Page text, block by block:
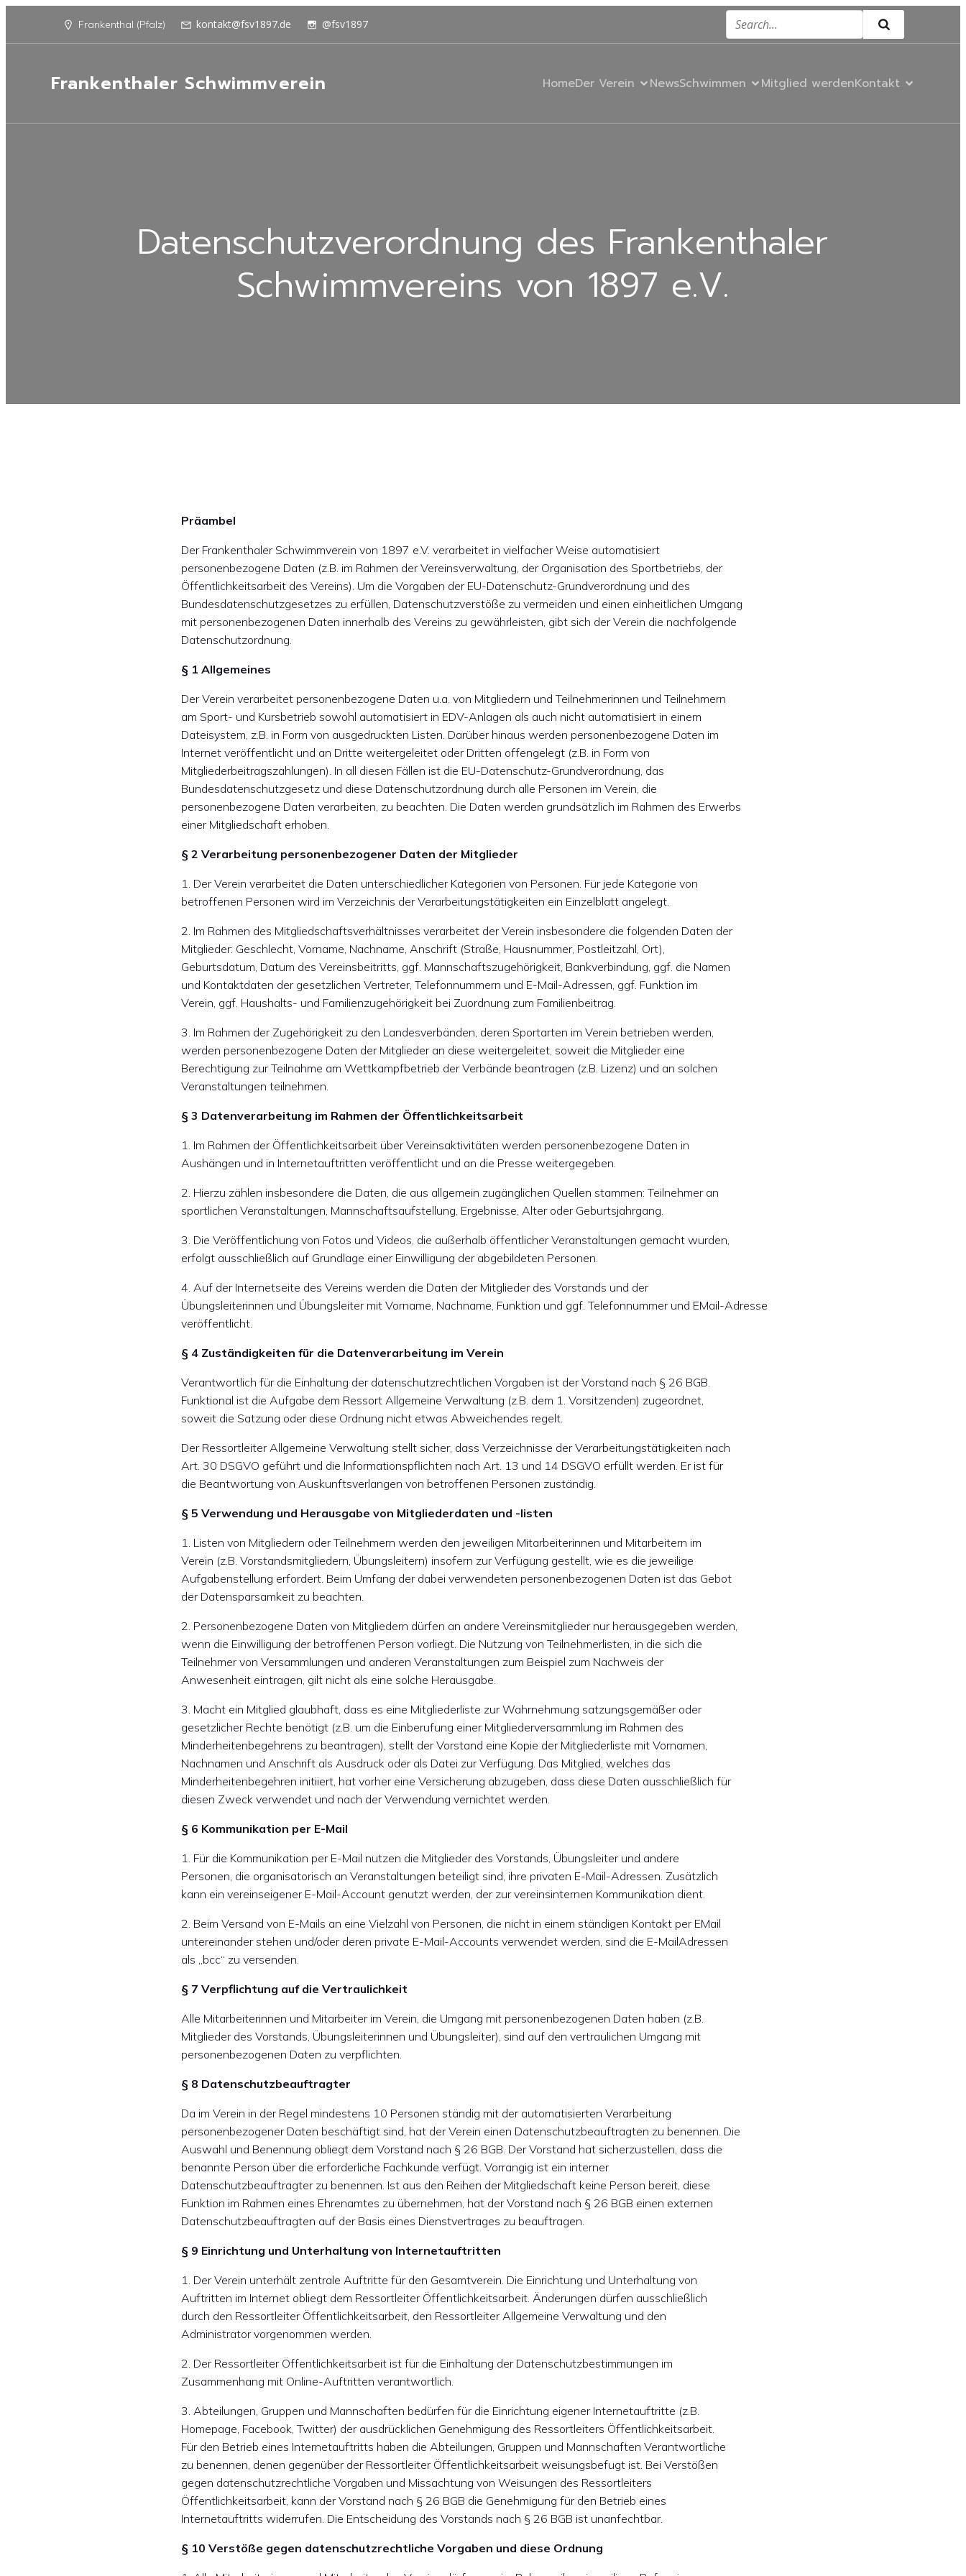
Frankenthal (Pfalz) kontakt@fsv1897.de @fsv1897
Frankenthaler Schwimmverein HomeDer Verein NewsSchwimmen Mitglied werdenKontakt
Datenschutzverordnung des Frankenthaler
Schwimmvereins von 1897 e.V.
Präambel
Der Frankenthaler Schwimmverein von 1897 e.V. verarbeitet in vielfacher Weise automatisiert
personenbezogene Daten (z.B. im Rahmen der Vereinsverwaltung, der Organisation des Sportbetriebs, der
Öffentlichkeitsarbeit des Vereins). Um die Vorgaben der EU-Datenschutz-Grundverordnung und des
Bundesdatenschutzgesetzes zu erfüllen, Datenschutzverstöße zu vermeiden und einen einheitlichen Umgang
mit personenbezogenen Daten innerhalb des Vereins zu gewährleisten, gibt sich der Verein die nachfolgende
Datenschutzordnung.
§ 1 Allgemeines
Der Verein verarbeitet personenbezogene Daten u.a. von Mitgliedern und Teilnehmerinnen und Teilnehmern
am Sport- und Kursbetrieb sowohl automatisiert in EDV-Anlagen als auch nicht automatisiert in einem
Dateisystem, z.B. in Form von ausgedruckten Listen. Darüber hinaus werden personenbezogene Daten im
Internet veröffentlicht und an Dritte weitergeleitet oder Dritten offengelegt (z.B. in Form von
Mitgliederbeitragszahlungen). In all diesen Fällen ist die EU-Datenschutz-Grundverordnung, das
Bundesdatenschutzgesetz und diese Datenschutzordnung durch alle Personen im Verein, die
personenbezogene Daten verarbeiten, zu beachten. Die Daten werden grundsätzlich im Rahmen des Erwerbs
einer Mitgliedschaft erhoben.
§ 2 Verarbeitung personenbezogener Daten der Mitglieder
1. Der Verein verarbeitet die Daten unterschiedlicher Kategorien von Personen. Für jede Kategorie von
betroffenen Personen wird im Verzeichnis der Verarbeitungstätigkeiten ein Einzelblatt angelegt.
2. Im Rahmen des Mitgliedschaftsverhältnisses verarbeitet der Verein insbesondere die folgenden Daten der
Mitglieder: Geschlecht, Vorname, Nachname, Anschrift (Straße, Hausnummer, Postleitzahl, Ort),
Geburtsdatum, Datum des Vereinsbeitritts, ggf. Mannschaftszugehörigkeit, Bankverbindung, ggf. die Namen
und Kontaktdaten der gesetzlichen Vertreter, Telefonnummern und E-Mail-Adressen, ggf. Funktion im
Verein, ggf. Haushalts- und Familienzugehörigkeit bei Zuordnung zum Familienbeitrag.
3. Im Rahmen der Zugehörigkeit zu den Landesverbänden, deren Sportarten im Verein betrieben werden,
werden personenbezogene Daten der Mitglieder an diese weitergeleitet, soweit die Mitglieder eine
Berechtigung zur Teilnahme am Wettkampfbetrieb der Verbände beantragen (z.B. Lizenz) und an solchen
Veranstaltungen teilnehmen.
§ 3 Datenverarbeitung im Rahmen der Öffentlichkeitsarbeit
1. Im Rahmen der Öffentlichkeitsarbeit über Vereinsaktivitäten werden personenbezogene Daten in
Aushängen und in Internetauftritten veröffentlicht und an die Presse weitergegeben.
2. Hierzu zählen insbesondere die Daten, die aus allgemein zugänglichen Quellen stammen: Teilnehmer an
sportlichen Veranstaltungen, Mannschaftsaufstellung, Ergebnisse, Alter oder Geburtsjahrgang.
3. Die Veröffentlichung von Fotos und Videos, die außerhalb öffentlicher Veranstaltungen gemacht wurden,
erfolgt ausschließlich auf Grundlage einer Einwilligung der abgebildeten Personen.
4. Auf der Internetseite des Vereins werden die Daten der Mitglieder des Vorstands und der
Übungsleiterinnen und Übungsleiter mit Vorname, Nachname, Funktion und ggf. Telefonnummer und EMail-Adresse
veröffentlicht.
§ 4 Zuständigkeiten für die Datenverarbeitung im Verein
Verantwortlich für die Einhaltung der datenschutzrechtlichen Vorgaben ist der Vorstand nach § 26 BGB.
Funktional ist die Aufgabe dem Ressort Allgemeine Verwaltung (z.B. dem 1. Vorsitzenden) zugeordnet,
soweit die Satzung oder diese Ordnung nicht etwas Abweichendes regelt.
Der Ressortleiter Allgemeine Verwaltung stellt sicher, dass Verzeichnisse der Verarbeitungstätigkeiten nach
Art. 30 DSGVO geführt und die Informationspflichten nach Art. 13 und 14 DSGVO erfüllt werden. Er ist für
die Beantwortung von Auskunftsverlangen von betroffenen Personen zuständig.
§ 5 Verwendung und Herausgabe von Mitgliederdaten und -listen
1. Listen von Mitgliedern oder Teilnehmern werden den jeweiligen Mitarbeiterinnen und Mitarbeitern im
Verein (z.B. Vorstandsmitgliedern, Übungsleitern) insofern zur Verfügung gestellt, wie es die jeweilige
Aufgabenstellung erfordert. Beim Umfang der dabei verwendeten personenbezogenen Daten ist das Gebot
der Datensparsamkeit zu beachten.
2. Personenbezogene Daten von Mitgliedern dürfen an andere Vereinsmitglieder nur herausgegeben werden,
wenn die Einwilligung der betroffenen Person vorliegt. Die Nutzung von Teilnehmerlisten, in die sich die
Teilnehmer von Versammlungen und anderen Veranstaltungen zum Beispiel zum Nachweis der
Anwesenheit eintragen, gilt nicht als eine solche Herausgabe.
3. Macht ein Mitglied glaubhaft, dass es eine Mitgliederliste zur Wahrnehmung satzungsgemäßer oder
gesetzlicher Rechte benötigt (z.B. um die Einberufung einer Mitgliederversammlung im Rahmen des
Minderheitenbegehrens zu beantragen), stellt der Vorstand eine Kopie der Mitgliederliste mit Vornamen,
Nachnamen und Anschrift als Ausdruck oder als Datei zur Verfügung. Das Mitglied, welches das
Minderheitenbegehren initiiert, hat vorher eine Versicherung abzugeben, dass diese Daten ausschließlich für
diesen Zweck verwendet und nach der Verwendung vernichtet werden.
§ 6 Kommunikation per E-Mail
1. Für die Kommunikation per E-Mail nutzen die Mitglieder des Vorstands, Übungsleiter und andere
Personen, die organisatorisch an Veranstaltungen beteiligt sind, ihre privaten E-Mail-Adressen. Zusätzlich
kann ein vereinseigener E-Mail-Account genutzt werden, der zur vereinsinternen Kommunikation dient.
2. Beim Versand von E-Mails an eine Vielzahl von Personen, die nicht in einem ständigen Kontakt per EMail
untereinander stehen und/oder deren private E-Mail-Accounts verwendet werden, sind die E-MailAdressen
als „bcc“ zu versenden.
§ 7 Verpflichtung auf die Vertraulichkeit
Alle Mitarbeiterinnen und Mitarbeiter im Verein, die Umgang mit personenbezogenen Daten haben (z.B.
Mitglieder des Vorstands, Übungsleiterinnen und Übungsleiter), sind auf den vertraulichen Umgang mit
personenbezogenen Daten zu verpflichten.
§ 8 Datenschutzbeauftragter
Da im Verein in der Regel mindestens 10 Personen ständig mit der automatisierten Verarbeitung
personenbezogener Daten beschäftigt sind, hat der Verein einen Datenschutzbeauftragten zu benennen. Die
Auswahl und Benennung obliegt dem Vorstand nach § 26 BGB. Der Vorstand hat sicherzustellen, dass die
benannte Person über die erforderliche Fachkunde verfügt. Vorrangig ist ein interner
Datenschutzbeauftragter zu benennen. Ist aus den Reihen der Mitgliedschaft keine Person bereit, diese
Funktion im Rahmen eines Ehrenamtes zu übernehmen, hat der Vorstand nach § 26 BGB einen externen
Datenschutzbeauftragten auf der Basis eines Dienstvertrages zu beauftragen.
§ 9 Einrichtung und Unterhaltung von Internetauftritten
1. Der Verein unterhält zentrale Auftritte für den Gesamtverein. Die Einrichtung und Unterhaltung von
Auftritten im Internet obliegt dem Ressortleiter Öffentlichkeitsarbeit. Änderungen dürfen ausschließlich
durch den Ressortleiter Öffentlichkeitsarbeit, den Ressortleiter Allgemeine Verwaltung und den
Administrator vorgenommen werden.
2. Der Ressortleiter Öffentlichkeitsarbeit ist für die Einhaltung der Datenschutzbestimmungen im
Zusammenhang mit Online-Auftritten verantwortlich.
3. Abteilungen, Gruppen und Mannschaften bedürfen für die Einrichtung eigener Internetauftritte (z.B.
Homepage, Facebook, Twitter) der ausdrücklichen Genehmigung des Ressortleiters Öffentlichkeitsarbeit.
Für den Betrieb eines Internetauftritts haben die Abteilungen, Gruppen und Mannschaften Verantwortliche
zu benennen, denen gegenüber der Ressortleiter Öffentlichkeitsarbeit weisungsbefugt ist. Bei Verstößen
gegen datenschutzrechtliche Vorgaben und Missachtung von Weisungen des Ressortleiters
Öffentlichkeitsarbeit, kann der Vorstand nach § 26 BGB die Genehmigung für den Betrieb eines
Internetauftritts widerrufen. Die Entscheidung des Vorstands nach § 26 BGB ist unanfechtbar.
§ 10 Verstöße gegen datenschutzrechtliche Vorgaben und diese Ordnung